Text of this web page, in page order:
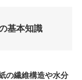
基本知識
の繊維構造や水分